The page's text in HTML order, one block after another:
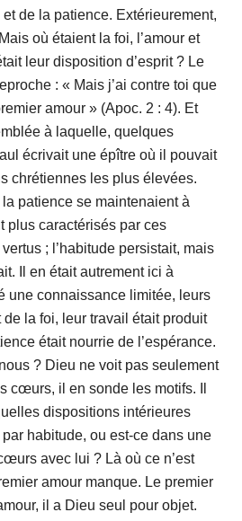
de la patience. Extérieurement,
où étaient la foi, l’amour et
leur disposition d’esprit ? Le
: « Mais j’ai contre toi que
amour » (Apoc. 2 : 4). Et
à laquelle, quelques
écrivait une épître où il pouvait
chrétiennes les plus élevées.
patience se maintenaient à
plus caractérisés par ces
; l’habitude persistait, mais
Il en était autrement ici à
une connaissance limitée, leurs
la foi, leur travail était produit
était nourrie de l’espérance.
? Dieu ne voit pas seulement
cœurs, il en sonde les motifs. Il
dispositions intérieures
habitude, ou est-ce dans une
avec lui ? Là où ce n’est
amour manque. Le premier
il a Dieu seul pour objet.